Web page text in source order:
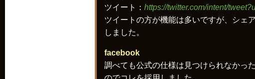
ツイート： https://twitter.com/intent/
ツイートの方が機能は多いですが、シェ
しました。
facebook
調べても公式の仕様は見つけられなかっ